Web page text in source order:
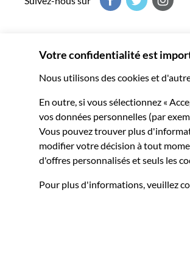
Musement vous fait vivre le meilleur